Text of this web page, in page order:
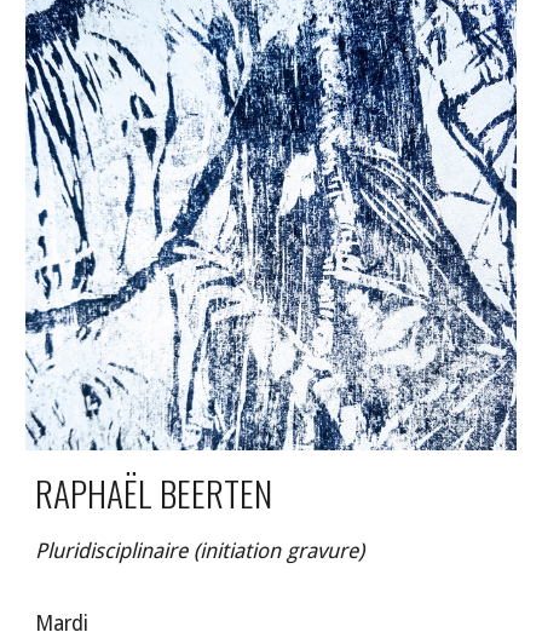
RAPHAËL BEERTEN
Pluridisciplinaire (initiation gravure)
Mardi